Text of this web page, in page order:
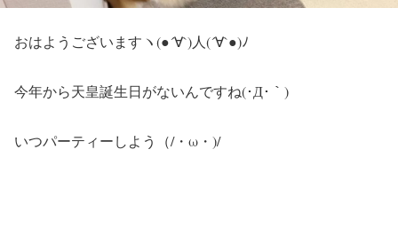
おはようございますヽ(●´∀`)人(´∀`●)ﾉ
今年から天皇誕生日がないんですね(･Д･｀)
いつパーティーしよう（/・ω・)/